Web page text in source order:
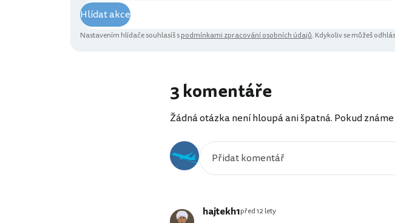
Hlídat akce
Nastavením hlídače souhlasíš spodmínkami zpracování osobních údajů. Kdykoliv se můžeš
3 komentáře
Žádná otázka není hloupá ani špatná. Pokud
hajtekh1před 12 lety